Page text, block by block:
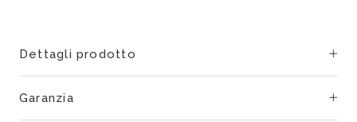
Dettagli prodotto
Garanzia